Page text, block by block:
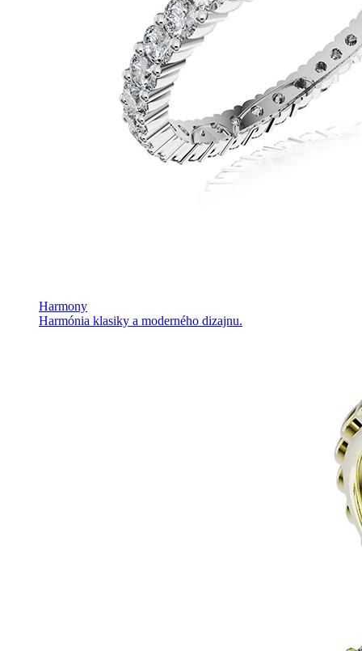
Harmony
Harmónia klasiky a moderného dizajnu.